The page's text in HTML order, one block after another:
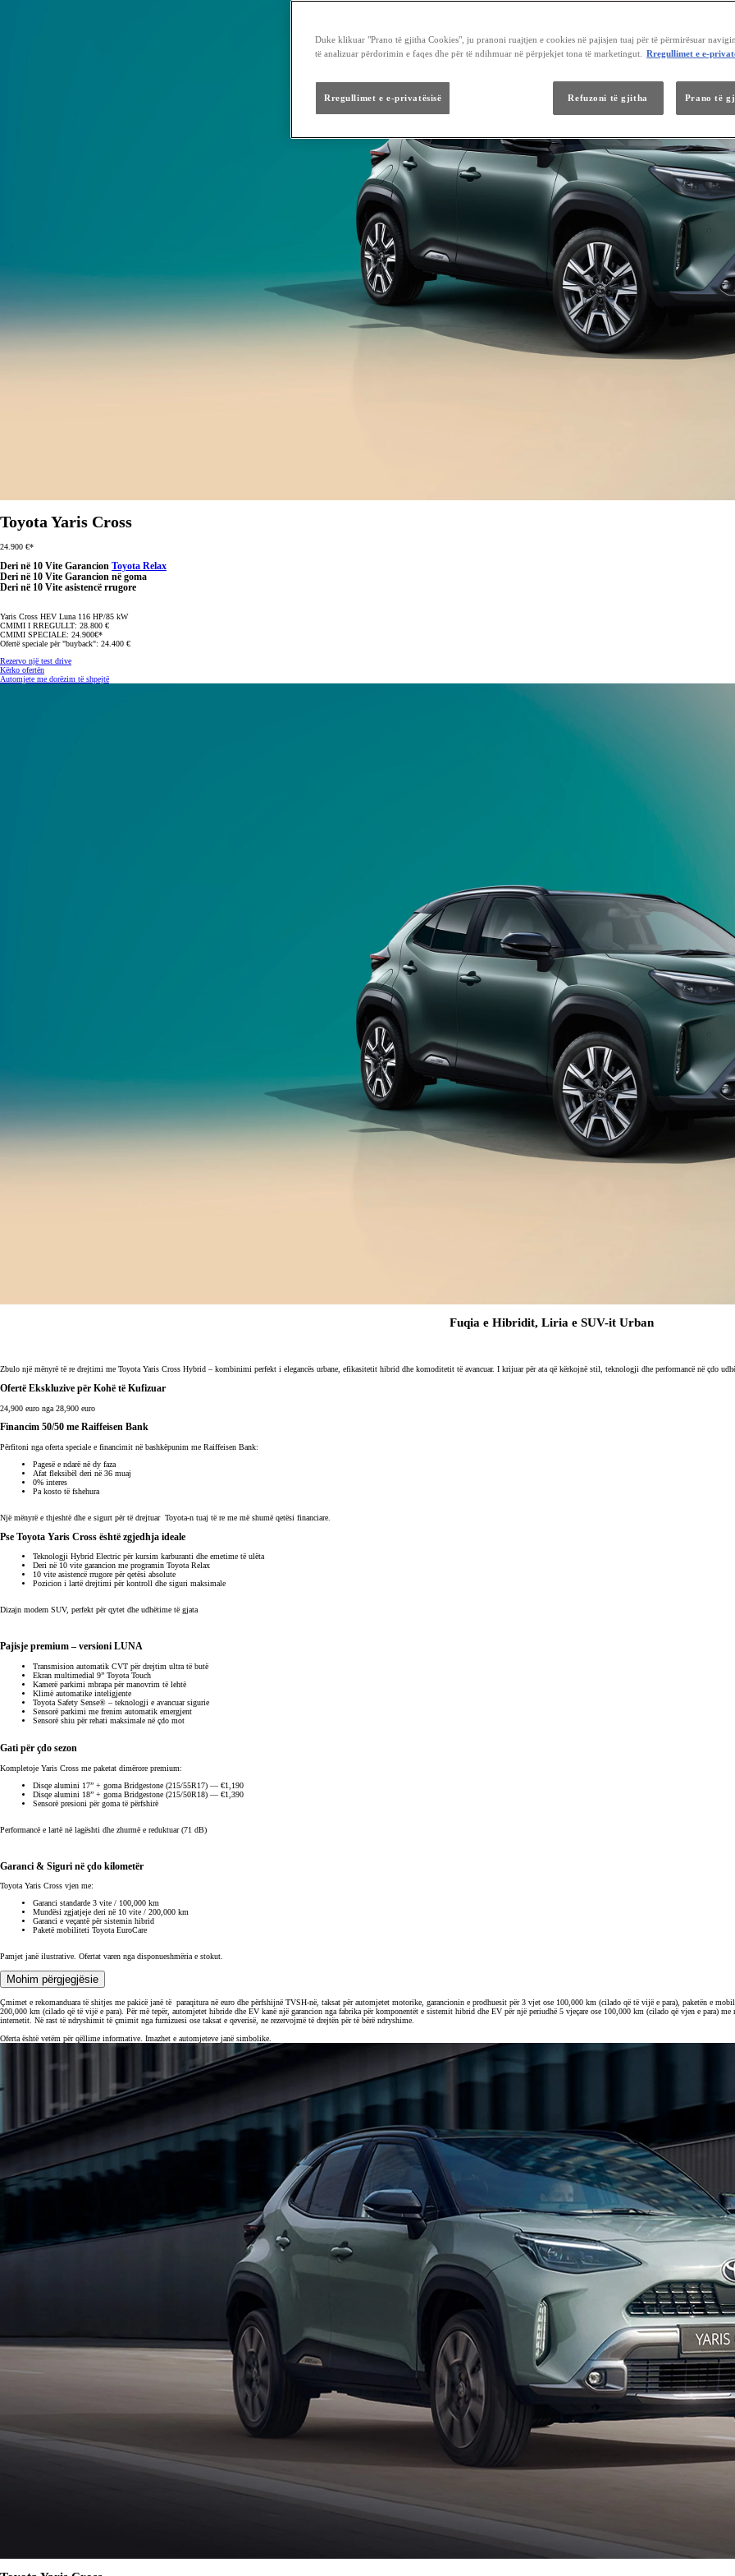
Toyota Yaris Cross
24.900 €*
Deri në 10 Vite Garancion Toyota Relax
Deri në 10 Vite Garancion në goma
Deri në 10 Vite asistencë rrugore
Yaris Cross HEV Luna 116 HP/85 kW
CMIMI I RREGULLT: 28.800 €
CMIMI SPECIALE: 24.900€*
Ofertë speciale për "buyback": 24.400 €
Rezervo një test drive
Kërko ofertën
Automjete me dorëzim të shpejtë
Fuqia e Hibridit, Liria e SUV-it Urban
Zbulo një mënyrë të re drejtimi me Toyota Yaris Cross Hybrid – kombinimi perfekt i elegancës urbane, efikasitetit hibrid dhe komoditetit të avancuar. I krijuar për ata që kërkojnë stil, teknologji dhe performancë në çdo
Ofertë Ekskluzive për Kohë të Kufizuar
24,900 euro nga 28,900 euro
Financim 50/50 me Raiffeisen Bank
Përfitoni nga oferta speciale e financimit në bashkëpunim me Raiffeisen Bank:
Pagesë e ndarë në dy faza
Afat fleksibël deri në 36 muaj
0% interes
Pa kosto të fshehura
Një mënyrë e thjeshtë dhe e sigurt për të drejtuar Toyota-n tuaj të re me më shumë qetësi financiare.
Pse Toyota Yaris Cross është zgjedhja ideale
Teknologji Hybrid Electric për kursim karburanti dhe emetime të ulëta
Deri në 10 vite garancion me programin Toyota Relax
10 vite asistencë rrugore për qetësi absolute
Pozicion i lartë drejtimi për kontroll dhe siguri maksimale
Dizajn modern SUV, perfekt për qytet dhe udhëtime të gjata
Pajisje premium – versioni LUNA
Transmision automatik CVT për drejtim ultra të butë
Ekran multimedial 9” Toyota Touch
Kamerë parkimi mbrapa për manovrim të lehtë
Klimë automatike inteligjente
Toyota Safety Sense® – teknologji e avancuar sigurie
Sensorë parkimi me frenim automatik emergjent
Sensorë shiu për rehati maksimale në çdo mot
Gati për çdo sezon
Kompletoje Yaris Cross me paketat dimërore premium:
Disqe alumini 17” + goma Bridgestone (215/55R17) — €1,190
Disqe alumini 18” + goma Bridgestone (215/50R18) — €1,390
Sensorë presioni për goma të përfshirë
Performancë e lartë në lagështi dhe zhurmë e reduktuar (71 dB)
Garanci & Siguri në çdo kilometër
Toyota Yaris Cross vjen me:
Garanci standarde 3 vite / 100,000 km
Mundësi zgjatjeje deri në 10 vite / 200,000 km
Garanci e veçantë për sistemin hibrid
Paketë mobiliteti Toyota EuroCare
Pamjet janë ilustrative. Ofertat varen nga disponueshmëria e stokut.
Mohim përgjegjësie
Çmimet e rekomanduara të shitjes me pakicë janë të paraqitura në euro dhe përfshijnë TVSH-në, taksat për automjetet motorike, garancionin e prodhuesit për 3 vjet ose 100,000 km (cilado që të vijë e para), paketën e
200,000 km (cilado që të vijë e para). Për më tepër, automjetet hibride dhe EV kanë një garancion nga fabrika për komponentët e sistemit hibrid dhe EV për një periudhë 5 vjeçare ose 100,000 km (cilado që vjen e para)
internetit. Në rast të ndryshimit të çmimit nga furnizuesi ose taksat e qeverisë, ne rezervojmë të drejtën për të bërë ndryshime.
Oferta është vetëm për qëllime informative. Imazhet e automjeteve janë simbolike.
Duke klikuar "Prano të gjitha Cookies", ju pranoni ruajtjen e cookies në pajisjen tuaj për të përmirësuar
të analizuar përdorimin e faqes dhe për të ndihmuar në përpjekjet tona të marketingut.
Rregullimet e e-
Rregullimet e e-privatësisë Refuzoni të gjitha Prano të